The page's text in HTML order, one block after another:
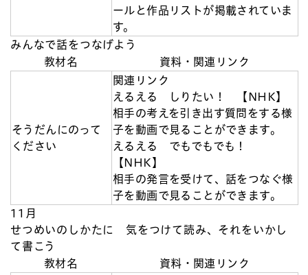
ールと作品リストが掲載されていま
す。
みんなで話をつなげよう
教材名
資料・関連リンク
そうだんにのって
ください
関連リンク
えるえる しりたい！ 【NHK】
相手の考えを引き出す質問をする様
子を動画で見ることができます。
えるえる でもでもでも！
【NHK】
相手の発言を受けて、話をつなぐ様
子を動画で見ることができます。
11月
せつめいのしかたに 気をつけて読み、それをいかし
て書こう
教材名
資料・関連リンク